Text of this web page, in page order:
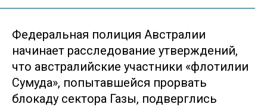
Федеральная полиция Австралии
начинает расследование утверждений,
что австралийские участники «флотилии
Сумуда», попытавшейся прорвать
блокаду сектора Газы, подверглись